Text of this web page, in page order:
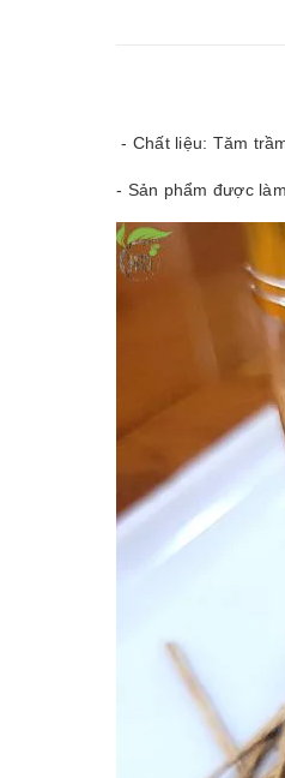
- Chất liệu: Tăm
- Sản phẩm được